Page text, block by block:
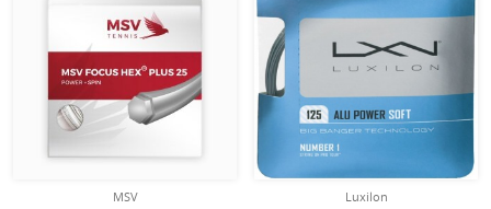
MSV
Luxilon